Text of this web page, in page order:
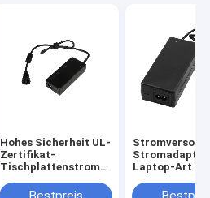
Hohes Sicherheit UL-
Zertifikat-
TischplattenstromadapterLaptop-Art
Reinigungs-